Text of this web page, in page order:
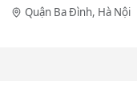
Quận Ba Đình, Hà Nội